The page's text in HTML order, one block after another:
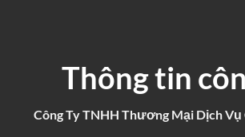
Thông tin
Công Ty TNHH Thương Mại Dịch Vụ